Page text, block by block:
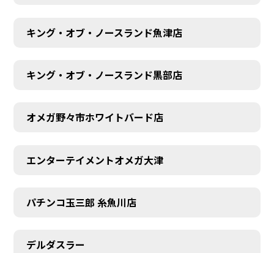
キング・オブ・ノースランド魚津店
キング・オブ・ノースランド黒部店
オメガ野々市ホワイトバード店
エンターテイメントオメガ大津
パチンコ玉三郎 糸魚川店
デルダスラー